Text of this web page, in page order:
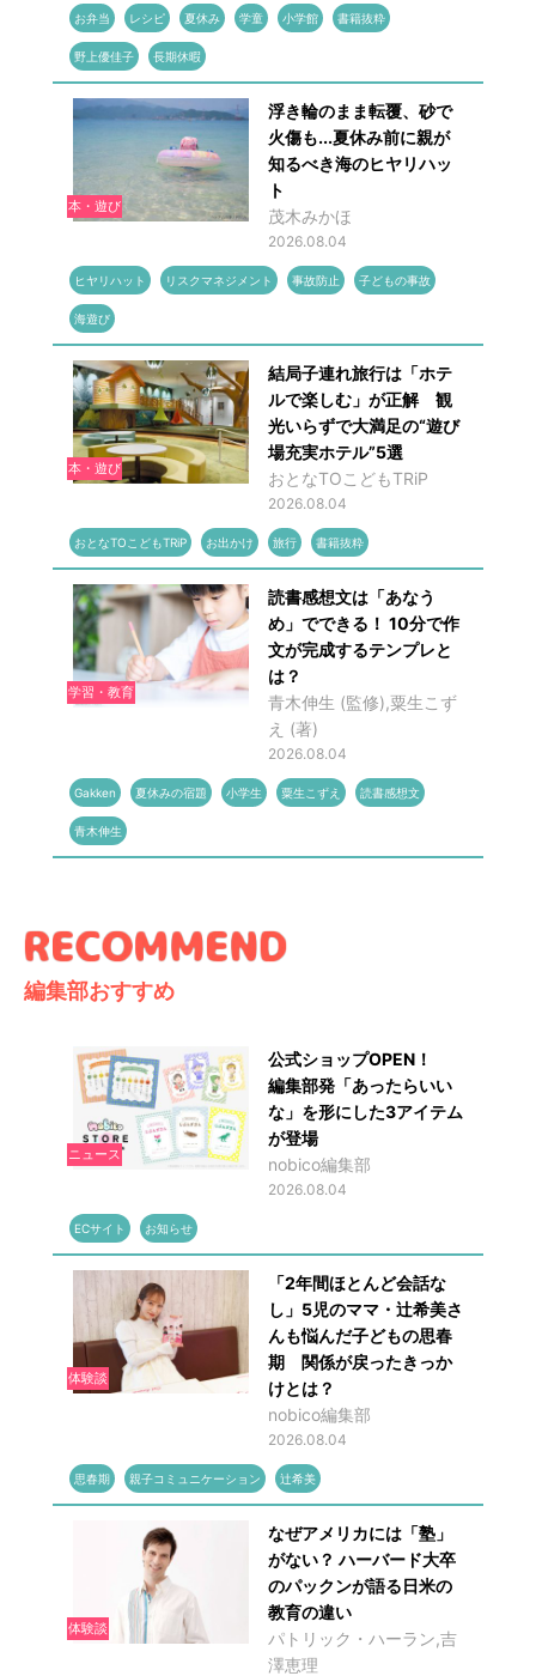
お弁当 レシピ 夏休み 学童 小学館 書籍抜粋
野上優佳子 長期休暇
本・遊び
浮き輪のまま転覆、砂で
火傷も...夏休み前に親が
知るべき海のヒヤリハッ
ト
茂木みかほ
2026.08.04
ヒヤリハット リスクマネジメント 事故防止 子どもの事故
海遊び
本・遊び
結局子連れ旅行は「ホテ
ルで楽しむ」が正解 観
光いらずで大満足の“遊び
場充実ホテル”5選
おとなTOこどもTRiP
2026.08.04
おとなTOこどもTRiP お出かけ 旅行 書籍抜粋
学習・教育
読書感想文は「あなう
め」でできる！ 10分で作
文が完成するテンプレと
は？
青木伸生 (監修),粟生こず
え (著)
2026.08.04
Gakken 夏休みの宿題 小学生 粟生こずえ 読書感想文
青木伸生
編集部おすすめ
ニュース
公式ショップOPEN！
編集部発「あったらいい
な」を形にした3アイテム
が登場
nobico編集部
2026.08.04
ECサイト お知らせ
体験談
「2年間ほとんど会話な
し」5児のママ・辻希美さ
んも悩んだ子どもの思春
期 関係が戻ったきっか
けとは？
nobico編集部
2026.08.04
思春期 親子コミュニケーション 辻希美
体験談
なぜアメリカには「塾」
がない？ ハーバード大卒
のパックンが語る日米の
教育の違い
パトリック・ハーラン,吉
澤恵理